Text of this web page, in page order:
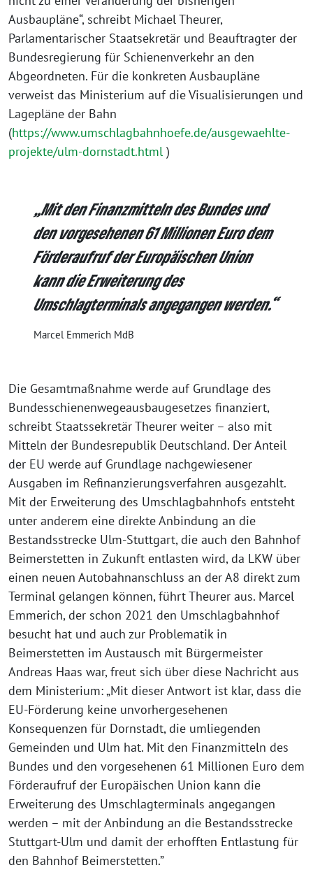
Ausbaupläne“, schreibt Michael Theurer,
Parlamentarischer Staatsekretär und Beauftragter der
Bundesregierung für Schienenverkehr an den
Abgeordneten. Für die konkreten Ausbaupläne
verweist das Ministerium auf die Visualisierungen und
Lagepläne der Bahn
(https://www.umschlagbahnhoefe.de/ausgewaehlte-
projekte/ulm-dornstadt.html )
„Mit den Finanzmitteln des Bundes und
den vorgesehenen 61 Millionen Euro dem
Förderaufruf der Europäischen Union
kann die Erweiterung des
Umschlagterminals angegangen werden.“
Marcel Emmerich MdB
Die Gesamtmaßnahme werde auf Grundlage des
Bundesschienenwegeausbaugesetzes finanziert,
schreibt Staatssekretär Theurer weiter – also mit
Mitteln der Bundesrepublik Deutschland. Der Anteil
der EU werde auf Grundlage nachgewiesener
Ausgaben im Refinanzierungsverfahren ausgezahlt.
Mit der Erweiterung des Umschlagbahnhofs entsteht
unter anderem eine direkte Anbindung an die
Bestandsstrecke Ulm-Stuttgart, die auch den Bahnhof
Beimerstetten in Zukunft entlasten wird, da LKW über
einen neuen Autobahnanschluss an der A8 direkt zum
Terminal gelangen können, führt Theurer aus. Marcel
Emmerich, der schon 2021 den Umschlagbahnhof
besucht hat und auch zur Problematik in
Beimerstetten im Austausch mit Bürgermeister
Andreas Haas war, freut sich über diese Nachricht aus
dem Ministerium: „Mit dieser Antwort ist klar, dass die
EU-Förderung keine unvorhergesehenen
Konsequenzen für Dornstadt, die umliegenden
Gemeinden und Ulm hat. Mit den Finanzmitteln des
Bundes und den vorgesehenen 61 Millionen Euro dem
Förderaufruf der Europäischen Union kann die
Erweiterung des Umschlagterminals angegangen
werden – mit der Anbindung an die Bestandsstrecke
Stuttgart-Ulm und damit der erhofften Entlastung für
den Bahnhof Beimerstetten.”